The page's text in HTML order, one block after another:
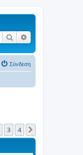
Αναζήτηση
Σύνδεση
3 4